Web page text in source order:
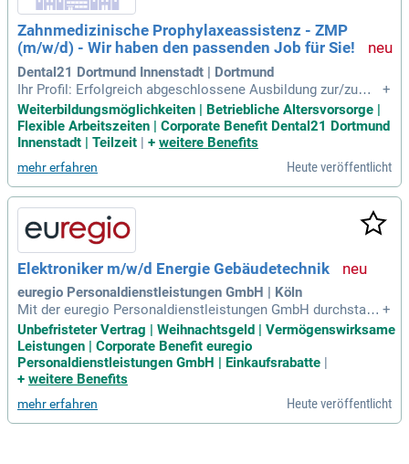
Zahnmedizinische Prophylaxeassistenz - ZMP
(m/w/d) - Wir haben den passenden Job für Sie!
Dental21 Dortmund Innenstadt | Dortmund
Ihr Profil: Erfolgreich abgeschlossene Ausbildung zur/zum Z
ahnmedizinischen Fachangestellten; ZFA und abgeschlosse
ner Prophylaxe Basiskurs; Gute EDV-Kenntnisse; Idealerweis
e erste Berufserfahrung in der Rolle als ZMP; Kommunikatio
+
Weiterbildungsmöglichkeiten | Betriebliche Altersvorsorge |
Flexible Arbeitszeiten | Corporate Benefit Dental21 Dortmund
Innenstadt | Teilzeit | + weitere Benefits
mehr erfahren Heute veröffentlicht
Elektroniker m/w/d Energie Gebäudetechnik
euregio Personaldienstleistungen GmbH | Köln
Mit der euregio Personaldienstleistungen GmbH durchstarte
n: Diese Stelle passt zu Dir: Quereinsteiger, Quereinsteigeri
n, Elektriker, Elektrikerin, Elektroniker, Elektronikerin, Elektr
omonteur, Elektromonteurin, Hausmeister, Hausmeisterin,
Helfer, Helferin
+
Unbefristeter Vertrag | Weihnachtsgeld | Vermögenswirksame
Leistungen | Corporate Benefit euregio
Personaldienstleistungen GmbH | Einkaufsrabatte |
+ weitere Benefits
mehr erfahren Heute veröffentlicht